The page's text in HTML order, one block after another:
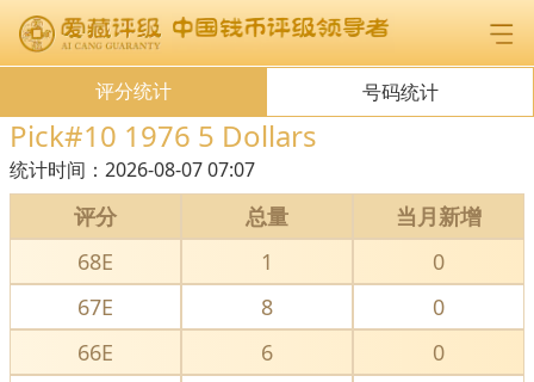
评分统计 号码统计
Pick#10 1976 5 Dollars
统计时间： 2026-08-07 07:07
评分 总量
当月新增
68E
1
0
67E
8
0
66E
6
0